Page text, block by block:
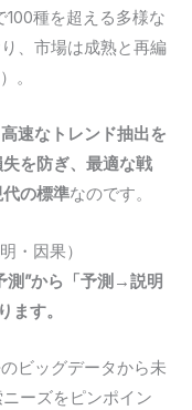
種を超える多様な
、市場は成熟と再編
。
速なトレンド抽出を
を防ぎ、最適な戦
の標準なのです。
・因果）
測”から「予測→説明
ます。
ビッグデータから未
ーズをピンポイン